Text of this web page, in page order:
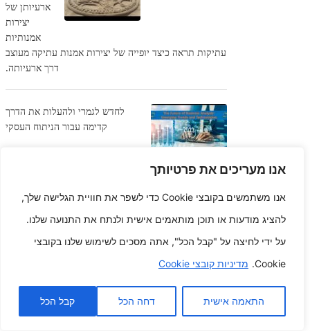
אנו מעריכים את פרטיותך
אנו משתמשים בקובצי Cookie כדי לשפר את חוויית הגלישה שלך,
להציג מודעות או תוכן מותאמים אישית ולנתח את התנועה שלנו.
על ידי לחיצה על "קבל הכל", אתה מסכים לשימוש שלנו בקובצי
Cookie. מדיניות קובצי Cookie
התאמה אישית דחה הכל קבל הכל
ארעיותן של
יצירות
אמנותיות
עתיקות תראה כיצד יופייה של יצירות אמנות עתיקה מעוצב
דרך ארעיותה.
לחדש לגמרי ולהעלות את הדרך
קדימה עבור הניתוח העסקי
מדשאה אולי
רק לגבוה
הפער האינדיבידואלי שלך
קטגוריות